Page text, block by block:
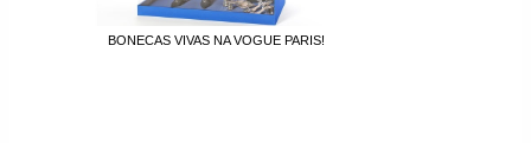
BONECAS VIVAS NA VOGUE PARIS!